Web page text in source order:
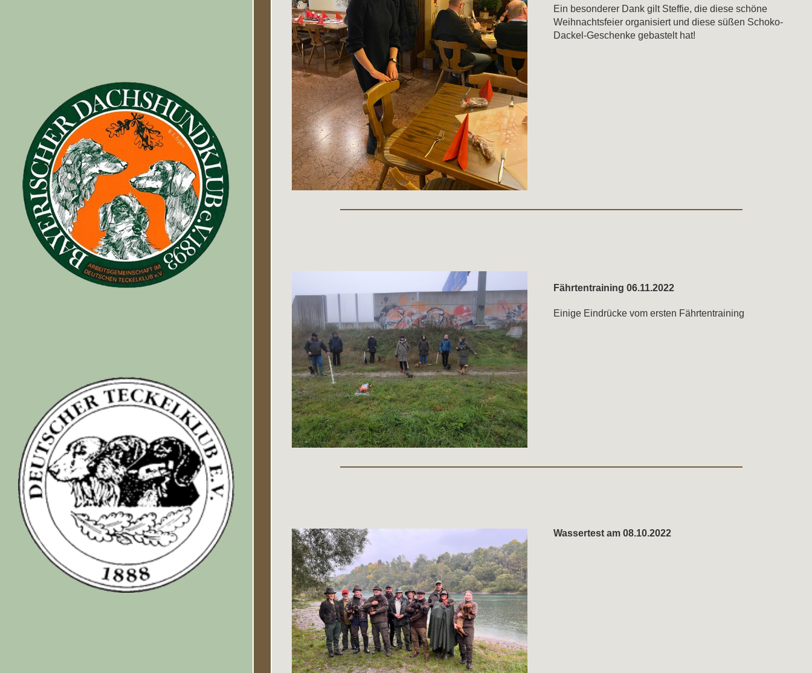
Ein besonderer Dank gilt Steffie, die diese schöne
Weihnachtsfeier organisiert und diese süßen Schoko-
Dackel-Geschenke gebastelt hat!
Fährtentraining 06.11.2022
Einige Eindrücke vom ersten Fährtentraining
Wassertest am 08.10.2022